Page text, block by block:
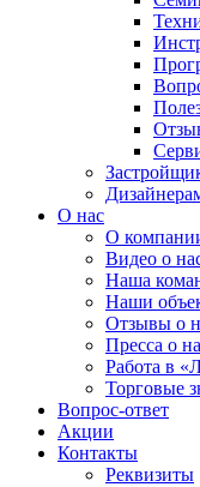
О нас
О
Видео о
Наша
Наши
Отзывы о
Пресса о
Работа в
Торговые
Вопрос-ответ
Акции
Контакты
Реквизиты